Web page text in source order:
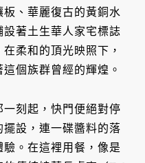
、華麗復古的黃銅水
著土生華人家宅標誌
柔和的頂光映照下，
個族群曾經的輝煌。
刻起，快門便絕對停
設，連一碟醬料的落
。在這裡用餐，像是